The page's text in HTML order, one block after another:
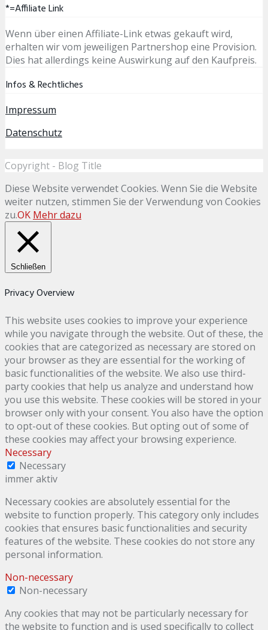
*=Affiliate Link
Wenn über einen Affiliate-Link etwas gekauft wird,
erhalten wir vom jeweiligen Partnershop eine Provision.
Dies hat allerdings keine Auswirkung auf den Kaufpreis.
Infos & Rechtliches
Impressum
Datenschutz
Copyright - Blog Title
Diese Website verwendet Cookies. Wenn Sie die Website
weiter nutzen, stimmen Sie der Verwendung von Cookies
zu.OK Mehr dazu
Schließen
Privacy Overview
This website uses cookies to improve your experience
while you navigate through the website. Out of these, the
cookies that are categorized as necessary are stored on
your browser as they are essential for the working of
basic functionalities of the website. We also use third-
party cookies that help us analyze and understand how
you use this website. These cookies will be stored in your
browser only with your consent. You also have the option
to opt-out of these cookies. But opting out of some of
these cookies may affect your browsing experience.
Necessary
Necessary
immer aktiv
Necessary cookies are absolutely essential for the
website to function properly. This category only includes
cookies that ensures basic functionalities and security
features of the website. These cookies do not store any
personal information.
Non-necessary
Non-necessary
Any cookies that may not be particularly necessary for
the website to function and is used specifically to collect